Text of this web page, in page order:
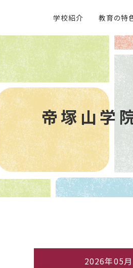
学校紹介 教育の特
帝塚山学
2026年05月